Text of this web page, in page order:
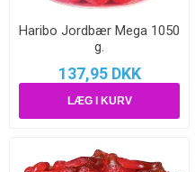
Haribo Jordbær Mega 1050
g.
137,95 DKK